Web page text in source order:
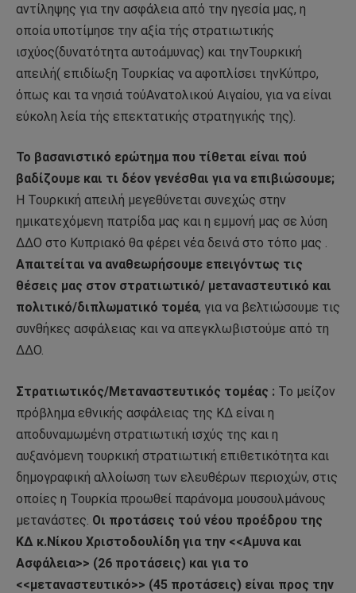
αντίληψης για την ασφάλεια από την ηγεσία μας, η
οποία υποτίμησε την αξία τής στρατιωτικής
ισχύος(δυνατότητα αυτοάμυνας) και τηνΤουρκική
απειλή( επιδίωξη Τουρκίας να αφοπλίσει τηνΚύπρο,
όπως και τα νησιά τούΑνατολικού Αιγαίου, για να είναι
εύκολη λεία τής επεκτατικής στρατηγικής της).
Το βασανιστικό ερώτημα που τίθεται είναι πού
βαδίζουμε και τι δέον γενέσθαι για να επιβιώσουμε;
Η Τουρκική απειλή μεγεθύνεται συνεχώς στην
ημικατεχόμενη πατρίδα μας και η εμμονή μας σε λύση
ΔΔΟ στο Κυπριακό θα φέρει νέα δεινά στο τόπο μας .
Απαιτείται να αναθεωρήσουμε επειγόντως τις
θέσεις μας στον στρατιωτικό/ μεταναστευτικό και
πολιτικό/διπλωματικό τομέα, για να βελτιώσουμε τις
συνθήκες ασφάλειας και να απεγκλωβιστούμε από τη
ΔΔΟ.
Στρατιωτικός/Μεταναστευτικός τομέας : Το μείζον
πρόβλημα εθνικής ασφάλειας της ΚΔ είναι η
αποδυναμωμένη στρατιωτική ισχύς της και η
αυξανόμενη τουρκική στρατιωτική επιθετικότητα και
δημογραφική αλλοίωση των ελευθέρων περιοχών, στις
οποίες η Τουρκία προωθεί παράνομα μουσουλμάνους
μετανάστες. Οι προτάσεις τού νέου προέδρου της
ΚΔ κ.Νίκου Χριστοδουλίδη για την <<Αμυνα και
Ασφάλεια>> (26 προτάσεις) και για το
<<μεταναστευτικό>> (45 προτάσεις) είναι προς την